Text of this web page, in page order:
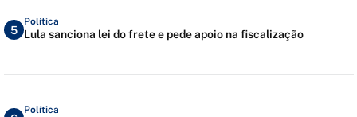
5
Política
Lula sanciona lei do frete e pede apoio na fiscalização
Política